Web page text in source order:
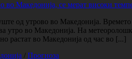
во Македонија, се мерат високи
од утрово во Македонија.
утро во Македонија. На
растат во Македонија од час во [...]
/ Прогноза